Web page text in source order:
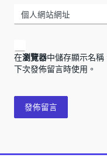
個人網站網址
在瀏覽器中儲存顯示名
下次發佈留言時使用。